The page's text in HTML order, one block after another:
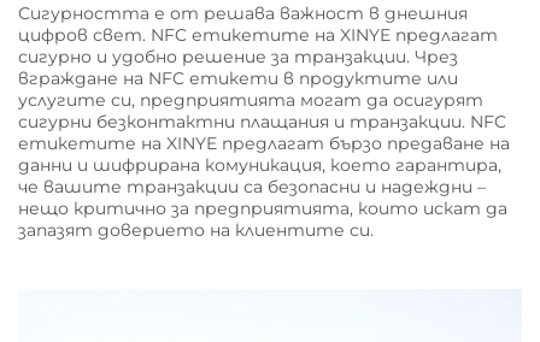
Сигурността е от решава важност в днешния
цифров свет. NFC етикетите на XINYE предлагат
сигурно и удобно решение за транзакции. Чрез
вграждане на NFC етикети в продуктите или
услугите си, предприятията могат да осигурят
сигурни безконтактни плащания и транзакции. NFC
етикетите на XINYE предлагат бързо предаване на
данни и шифрирана комуникация, което гарантира,
че вашите транзакции са безопасни и надеждни –
нещо критично за предприятията, които искат да
запазят доверието на клиентите си.